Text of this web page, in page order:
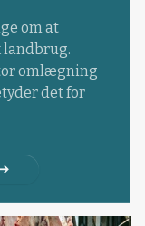
om at
landbrug.
omlægning
det for